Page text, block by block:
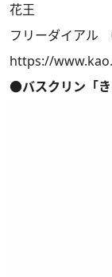
花王
フリーダイアル
https://
●バスクリン「き